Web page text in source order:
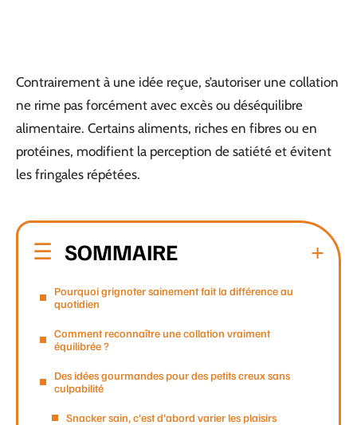
Contrairement à une idée reçue, s’autoriser une collation
ne rime pas forcément avec excès ou déséquilibre
alimentaire. Certains aliments, riches en fibres ou en
protéines, modifient la perception de satiété et évitent
les fringales répétées.
SOMMAIRE
Pourquoi grignoter sainement fait la différence au
quotidien
Comment reconnaître une collation vraiment
équilibrée ?
Des idées gourmandes pour des petits creux sans
culpabilité
Snacker sain, c’est d’abord varier les plaisirs